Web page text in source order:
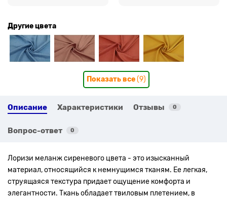
Другие цвета
Показать все(9)
Описание Характеристики Отзывы 0
Вопрос-ответ 0
Лоризи меланж сиреневого цвета - это изысканный
материал, относящийся к немнущимся тканям. Ее легкая,
струящаяся текстура придает ощущение комфорта и
элегантности. Ткань обладает твиловым плетением, в